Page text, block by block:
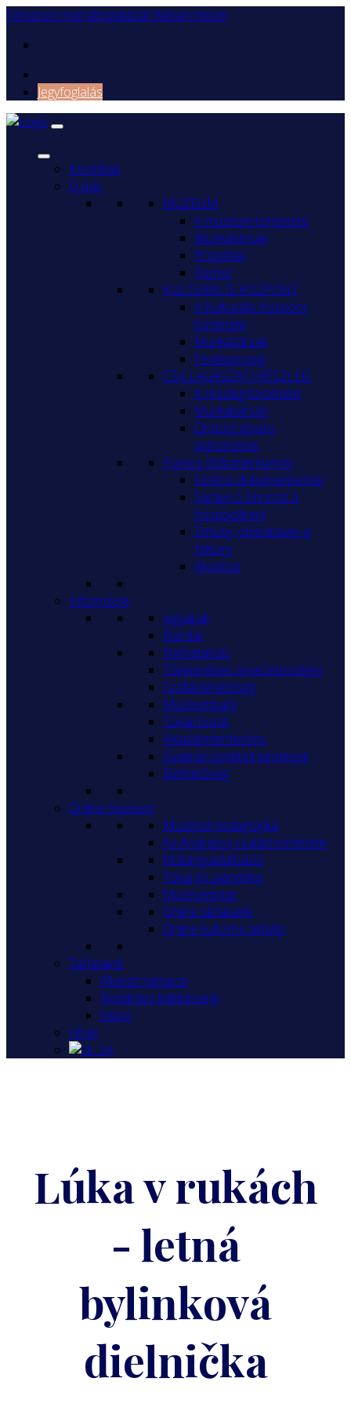
Tervezze meg látogatásátWebarchívum
Jegyfoglalás
Kezdőlap
O nás
MÚZEUM
A múzeum története
Munkatársak
Projektek
Karrier
KULTURÁLIS KÖZPONT
A Kulturális Központ
története
Munkatársak
Tevékenység
CSILLAGÁSZATI RÉSZLEG
A részleg története
Munkatársak
Činnosť útvaru
astronómie
Fontos dokumentumok
Fontos dokumentumok
Správy o činnosti a
hospodárení
Zmluvy, objednávky a
faktúry
Akvizícia
Informácie
Jegyárak
Étel-ital
Nyitvatartás
Tőketerebes nevezetességei
Szálláslehetőség
Múzeumpark
Tokaji borút
Akadálymentesítés
Gyakran ismételt kérdések
Elérhetőség
Online múzeum
Múzejná pedagogika
Az Andrássy család története
Műtárgyadatbázis
Tokaj és ajándéka
Múzeumblog
Online tárlataink
Online kultúrne aktivity
Tárlataink
Állandó tárlatok
Rövidtávú kiállításaink
Video
Hírek
Lúka v rukách
- letná
bylinková
dielnička